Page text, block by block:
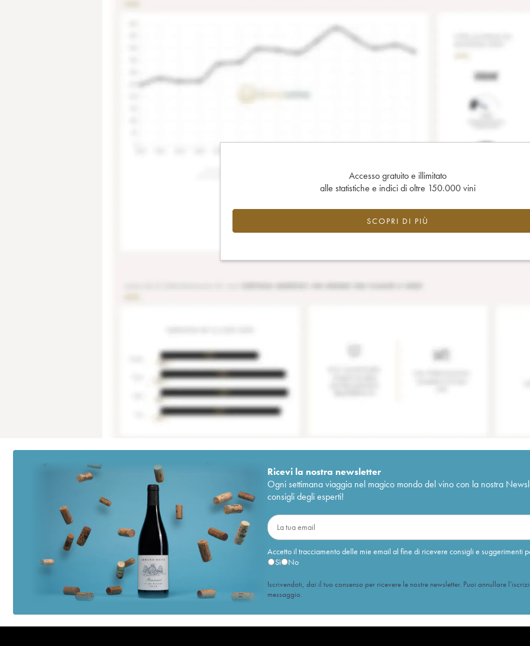
Accesso gratuito e illimitato
alle statistiche e indici di oltre 150.000 vini
SCOPRI DI PIÙ
Ricevi la nostra newsletter
Ogni settimana viaggia nel magico mondo del vino con la nostra
consigli degli esperti!
Accetto il tracciamento delle mie email al fine di ricevere consigli e suggerimenti
Sì
No
Iscrivendoti, dai il tuo consenso per ricevere le nostre newsletter. Puoi annullare
messaggio.